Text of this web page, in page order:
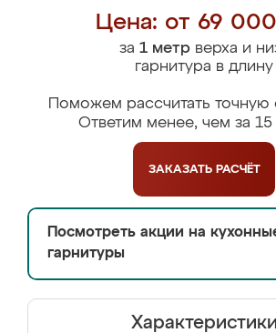
Цена: от 69
за 1 метрверха и
гарнитура в длину
Поможем рассчитать точную
Ответим менее, чем за 15
ЗАКАЗАТЬ РАСЧЁТ
Посмотреть акции на
гарнитуры
Характеристики